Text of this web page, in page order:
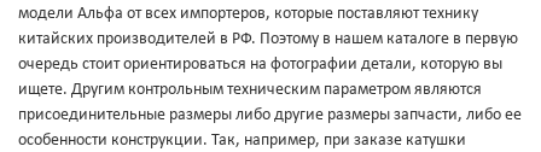
модели Альфа от всех импортеров, которые поставляют технику
китайских производителей в РФ. Поэтому в нашем каталоге в первую
очередь стоит ориентироваться на фотографии детали, которую вы
ищете. Другим контрольным техническим параметром являются
присоединительные размеры либо другие размеры запчасти, либо ее
особенности конструкции. Так, например, при заказе катушки